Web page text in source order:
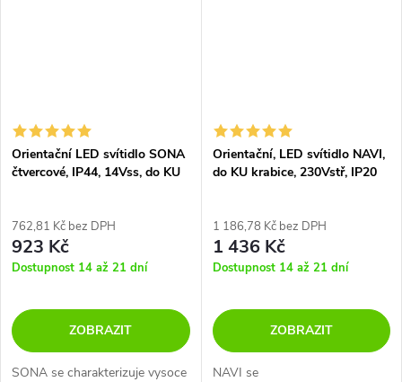
Orientační LED svítidlo SONA
čtvercové, IP44, 14Vss, do KU
762,81 Kč bez DPH
923 Kč
Dostupnost 14 až 21 dní
ZOBRAZIT
SONA se charakterizuje vysoce
Orientační, LED svítidlo NAVI,
do KU krabice, 230Vstř, IP20
1 186,78 Kč bez DPH
1 436 Kč
Dostupnost 14 až 21 dní
ZOBRAZIT
NAVI se